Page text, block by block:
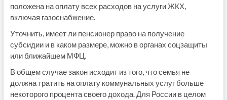
положена на оплату всех расходов на услуги ЖКХ,
включая газоснабжение.
Уточнить, имеет ли пенсионер право на получение
субсидии и в каком размере, можно в органах соцзащиты
или ближайшем МФЦ.
В общем случае закон исходит из того, что семья не
должна тратить на оплату коммунальных услуг больше
некоторого процента своего дохода. Для России в целом